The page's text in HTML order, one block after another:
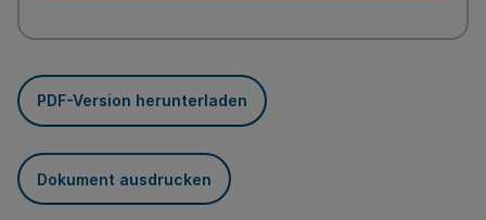
PDF-Version herunterladen
Dokument ausdrucken